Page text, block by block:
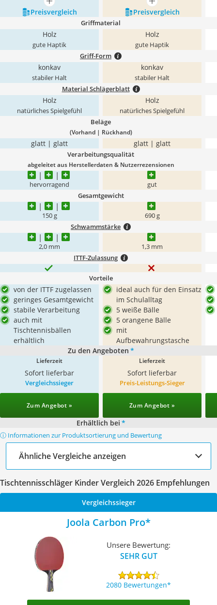
mehr anzeigen
mehr anzeigen
Preis­vergleich
Preis­vergleich
Griffmaterial
Holz
gute Haptik
Holz
gute Haptik
Griff-Form
konkav
stabiler Halt
konkav
stabiler Halt
Material Schlägerblatt
Holz
natürliches Spielgefühl
Holz
natürliches Spielgefühl
Beläge
(Vorhand | Rückhand)
glatt | glatt glatt | glatt
Verarbeitungsqualität
abgeleitet aus Herstellerdaten & Nutzerrezensionen
hervorragend gut
Gesamtgewicht
150 g 690 g
Schwammstärke
2,0 mm 1,3 mm
ITTF-Zulassung
Vorteile
von der ITTF zugelassen
geringes Gesamtgewicht
stabile Verarbeitung
auch mit
Tischtennisbällen
erhältlich
ideal auch für den Einsatz
im Schulalltag
5 weiße Bälle
5 orangene Bälle
mit
Aufbewahrungstasche
Zu den Angeboten *
Lieferzeit
Sofort lieferbar
Lieferzeit
Sofort lieferbar
Vergleichssieger
Zum Angebot »
Preis-Leistungs-Sieger
Zum Angebot »
Erhältlich bei *
ⓘ Informationen zur Produktsortierung und Bewertung
Ähnliche Vergleiche anzeigen
Tischtennisschläger Kinder Vergleich 2026 Empfehlungen
Vergleichssieger
Joola Carbon Pro
Unsere Bewertung:
SEHR GUT
2080 Bewertungen